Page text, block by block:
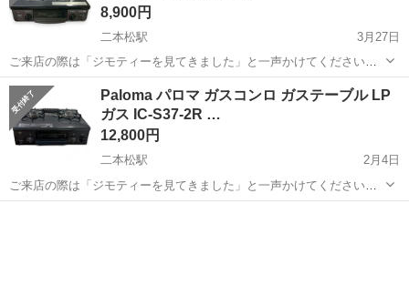
8,900円
二本松駅
3月27日
ご来店の際は「ジモティーを見てきました」と一声かけてください★
＊＊ ＊ ＊＊ ＊ ＊＊ 【商品情報】 ・メーカー：Rinnai（リンナ
イ） ・型番：KG34NBKL ・年式：2021年製 ・ガス種：LPガ...
福島 二本松駅 調理器具 LPガス
Paloma パロマ ガスコンロ ガステーブル LP
ガス IC-S37-2R …
12,800円
二本松駅
2月4日
ご来店の際は「ジモティーを見てきました」と一声かけてください☆
＊＊ ＊ ＊＊ ＊ ＊＊ Paloma パロマ ガスコンロ ガステーブル